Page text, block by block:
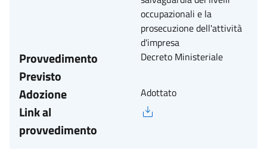
occupazionali e la
prosecuzione dell'attività
d'impresa
Provvedimento
Previsto
Decreto Ministeriale
Adozione Adottato
Link al
provvedimento